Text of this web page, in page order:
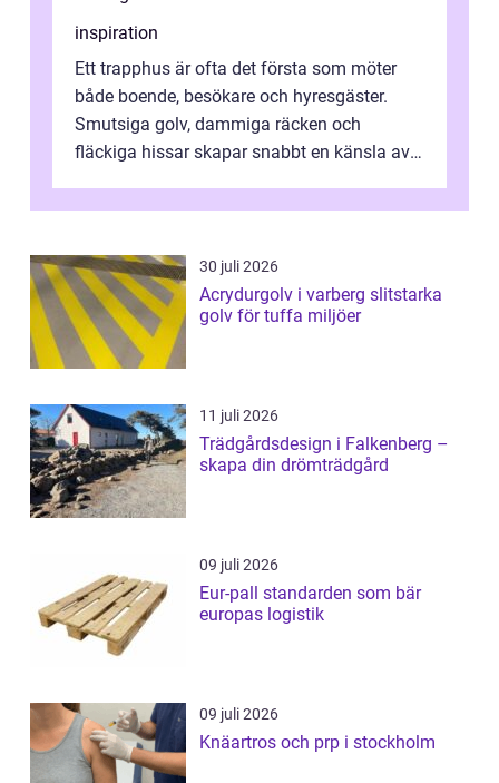
inspiration
Ett trapphus är ofta det första som möter
både boende, besökare och hyresgäster.
Smutsiga golv, dammiga räcken och
fläckiga hissar skapar snabbt en känsla av
omtan...
30 juli 2026
Acrydurgolv i varberg slitstarka
golv för tuffa miljöer
11 juli 2026
Trädgårdsdesign i Falkenberg –
skapa din drömträdgård
09 juli 2026
Eur-pall standarden som bär
europas logistik
09 juli 2026
Knäartros och prp i stockholm